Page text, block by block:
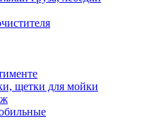
щетки для мойки